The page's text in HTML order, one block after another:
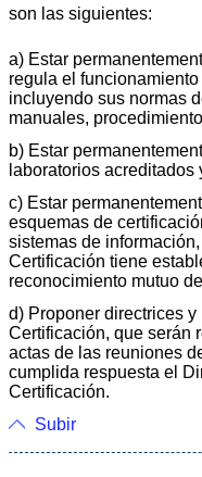
son las siguientes:
a) Estar
regula el
incluyendo sus normas
manuales,
b) Estar
laboratorios
c) Estar
esquemas de
sistemas de
Certificación tiene
reconocimiento mutuo
d) Proponer directrices
Certificación, que serán
actas de las reuniones
cumplida respuesta el
Certificación.
Subir